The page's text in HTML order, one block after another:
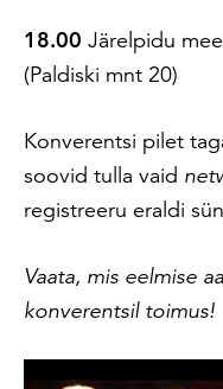
18.00 Järelpidu
(Paldiski mnt 20)
Konverentsi pilet
soovid tulla vaid
registreeru eraldi
Vaata, mis eelmise
konverentsil toimus!